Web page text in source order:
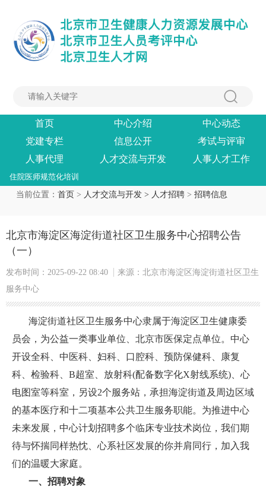
首页 中心介绍
中心动态
党建专栏
信息公开
考试与评审
人事代理
人才交流与开发 人事人才工作
住院医师规范化培训
当前位置： 首页 > 人才交流与开发 > 人才招聘> 招聘信息
北京市海淀区海淀街道社区卫生服务中心招聘公告
（一）
发布时间：2025-09-22 08:40
来源：北京市海淀区海淀街道社区卫生
服务中心
海淀街道社区卫生服务中心隶属于海淀区卫生健康委
员会，为公益一类事业单位、北京市医保定点单位。中心
开设全科、中医科、妇科、口腔科、预防保健科、康复
科、检验科、B超室、放射科(配备数字化X射线系统)、心
电图室等科室，另设2个服务站，承担海淀街道及周边区域
的基本医疗和十二项基本公共卫生服务职能。为推进中心
未来发展，中心计划招聘多个临床专业技术岗位，我们期
待与怀揣同样热忱、心系社区发展的你并肩同行，加入我
们的温暖大家庭。
一、招聘对象